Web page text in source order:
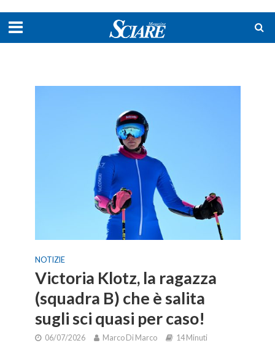
NOTIZIE
Victoria Klotz, la ragazza
(squadra B) che è salita
sugli sci quasi per caso!
06/07/2026 Marco Di Marco 14 Minuti